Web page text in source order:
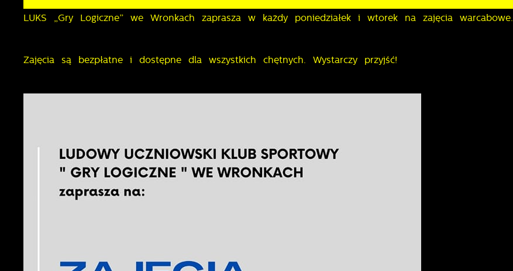
LUKS „Gry Logiczne” we Wronkach zaprasza w każdy poniedziałek i wtorek na zajęcia warcabowe.
Zajęcia są bezpłatne i dostępne dla wszystkich chętnych. Wystarczy przyjść!